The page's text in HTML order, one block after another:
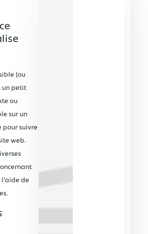
(ou
un petit
ou
sur un
pour suivre
web.
de